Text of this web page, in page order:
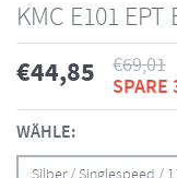
KMC E101
€44,85 €69,01
SPARE
WÄHLE: